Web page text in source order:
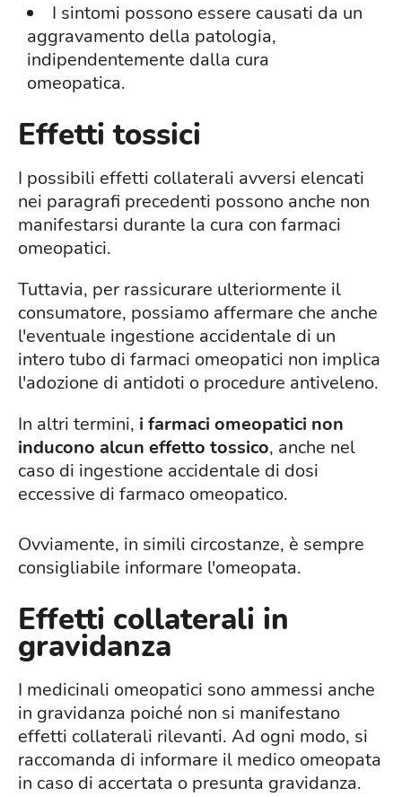
I sintomi possono essere causati da un
aggravamento della patologia,
indipendentemente dalla cura
omeopatica.
Effetti tossici
I possibili effetti collaterali avversi elencati
nei paragrafi precedenti possono anche non
manifestarsi durante la cura con farmaci
omeopatici.
Tuttavia, per rassicurare ulteriormente il
consumatore, possiamo affermare che anche
l'eventuale ingestione accidentale di un
intero tubo di farmaci omeopatici non implica
l'adozione di antidoti o procedure antiveleno.
In altri termini, i farmaci omeopatici non
inducono alcun effetto tossico, anche nel
caso di ingestione accidentale di dosi
eccessive di farmaco omeopatico.
Ovviamente, in simili circostanze, è sempre
consigliabile informare l'omeopata.
Effetti collaterali in
gravidanza
I medicinali omeopatici sono ammessi anche
in gravidanza poiché non si manifestano
effetti collaterali rilevanti. Ad ogni modo, si
raccomanda di informare il medico omeopata
in caso di accertata o presunta gravidanza.